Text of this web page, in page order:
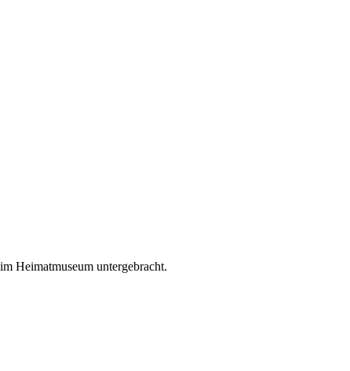
Heimatmuseum untergebracht.